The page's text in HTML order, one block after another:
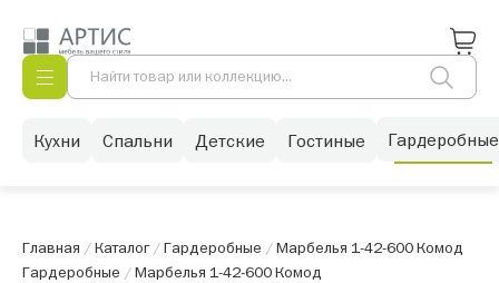
Кухни Спальни Детские Гостиные Гардеробные
Главная /Каталог/Гардеробные /Марбелья 1-42-600 Комод
Гардеробные /Марбелья 1-42-600 Комод